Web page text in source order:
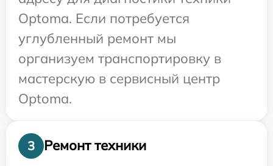
Optoma. Если потребуется
углубленный ремонт мы
организуем транспортировку в
мастерскую в сервисный центр
Optoma.
3
Ремонт техники